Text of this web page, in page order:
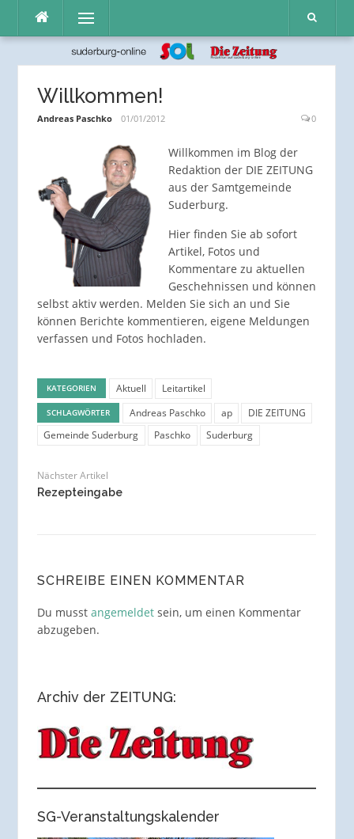
Inhalt
Menü
Willkommen!
Andreas Paschko 01/01/2012 0
Willkommen im Blog der
Redaktion der DIE ZEITUNG
aus der Samtgemeinde
Suderburg.
Hier finden Sie ab sofort
Artikel, Fotos und
Kommentare zu aktuellen
Geschehnissen und können
selbst aktiv werden. Melden Sie sich an und Sie
können Berichte kommentieren, eigene Meldungen
verfassen und Fotos hochladen.
KATEGORIEN Aktuell Leitartikel
SCHLAGWÖRTER Andreas Paschko ap
DIE ZEITUNG
Gemeinde Suderburg
Paschko Suderburg
Nächster Artikel
Rezepteingabe
SCHREIBE EINEN KOMMENTAR
Du musst angemeldetsein, um einen Kommentar
abzugeben.
Archiv der ZEITUNG:
SG-Veranstaltungskalender